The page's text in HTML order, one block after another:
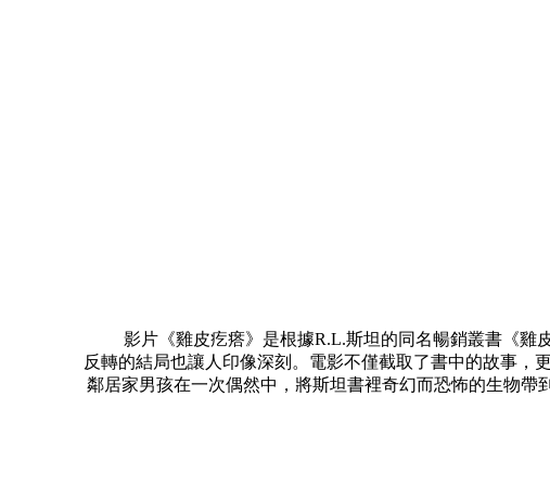
影片《雞皮疙瘩》是根據R.L.斯坦的同名暢銷叢書《雞皮
反轉的結局也讓人印像深刻。電影不僅截取了書中的故事，
鄰居家男孩在一次偶然中，將斯坦書裡奇幻而恐怖的生物